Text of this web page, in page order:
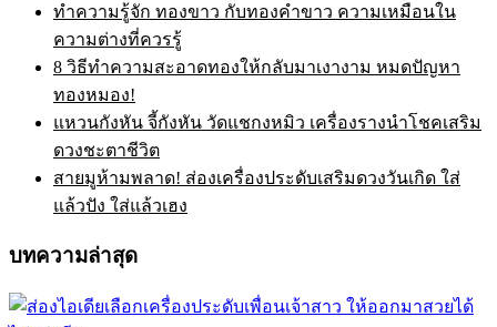
ทำความรู้จัก ทองขาว กับทองคำขาว ความเหมือนใน
ความต่างที่ควรรู้
8 วิธีทำความสะอาดทองให้กลับมาเงางาม หมดปัญหา
ทองหมอง!
แหวนกังหัน จี้กังหัน วัดแชกงหมิว เครื่องรางนำโชคเสริม
ดวงชะตาชีวิต
สายมูห้ามพลาด! ส่องเครื่องประดับเสริมดวงวันเกิด ใส่
แล้วปัง ใส่แล้วเฮง
บทความล่าสุด